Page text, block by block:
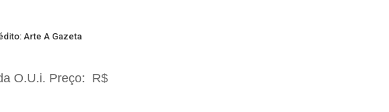
Arte A Gazeta
O.U.i. Preço: R$